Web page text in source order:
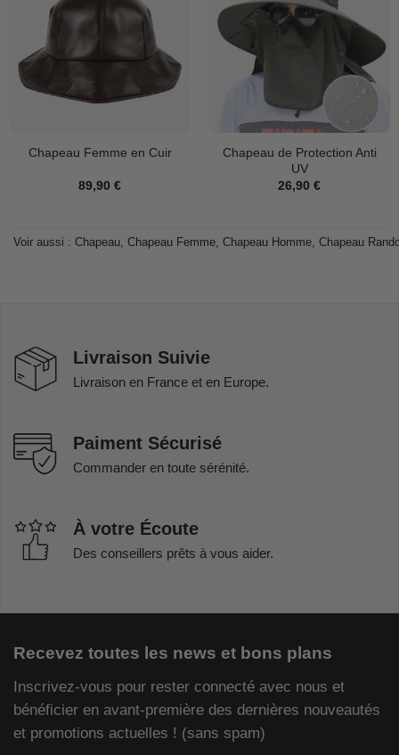
Chapeau Femme en Cuir
89,90 €
Chapeau de Protection Anti
UV
26,90 €
Voir aussi : Chapeau Chapeau Femme Chapeau Homme Chapeau
Livraison Suivie
Livraison en France et en Europe.
Paiment Sécurisé
Commander en toute sérénité.
À votre Écoute
Des conseillers prêts à vous aider.
Recevez toutes les news et bons plans
Inscrivez-vous pour rester connecté avec nous et
bénéficier en avant-première des dernières nouveautés
et promotions actuelles ! (sans spam)